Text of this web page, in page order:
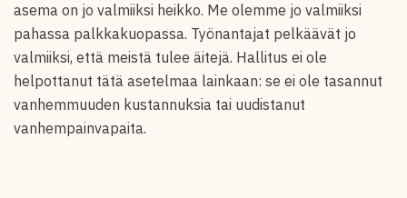
asema on jo valmiiksi heikko. Me olemme jo valmiiksi
pahassa palkkakuopassa. Työnantajat pelkäävät jo
valmiiksi, että meistä tulee äitejä. Hallitus ei ole
helpottanut tätä asetelmaa lainkaan: se ei ole tasannut
vanhemmuuden kustannuksia tai uudistanut
vanhempainvapaita.